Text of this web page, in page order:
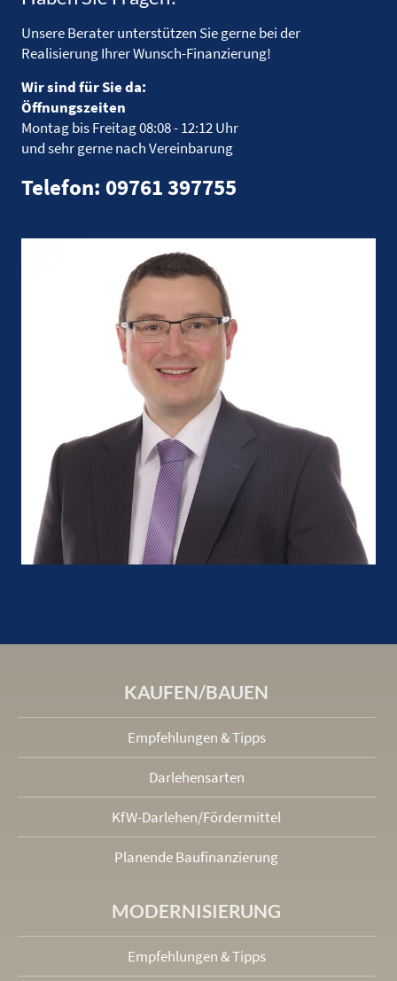
Unsere Berater unterstützen Sie gerne bei der
Realisierung Ihrer Wunsch-Finanzierung!
Wir sind für Sie da:
Öffnungszeiten
Montag bis Freitag08:08 - 12:12 Uhr
und sehr gerne nach Vereinbarung
Telefon: 09761 397755
KAUFEN/BAUEN
Empfehlungen & Tipps
Darlehensarten
KfW-Darlehen/Fördermittel
Planende Baufinanzierung
MODERNISIERUNG
Empfehlungen & Tipps